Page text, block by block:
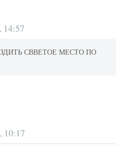
14:57
СВВЕТОЕ МЕСТО ПО
10:17